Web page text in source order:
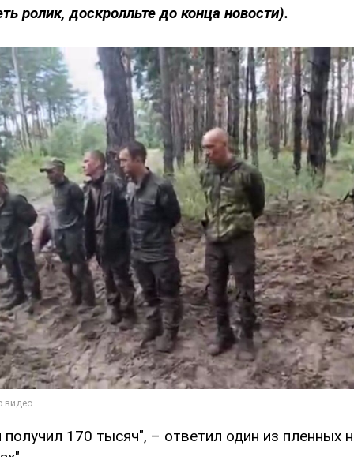
ролик, доскролльте до конца новости).
получил 170 тысяч", – ответил один из пленных